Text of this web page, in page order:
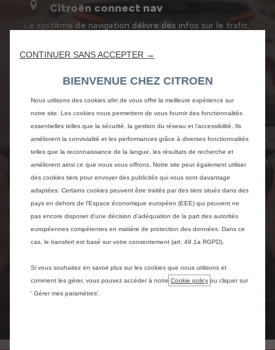
Citroën connect nav
Le système de navigation délivre des infos sur le trafic,
prix des carburants…
Citroën connect play
Compatible avec Android Auto et Apple CarPlay , il
duplique les apps compatibles de votre smartphone sur
la tablette tactile.
En savoir
plus
CONTINUER SANS ACCEPTER →
BIENVENUE CHEZ CITROEN
Nous utilisons des cookies afin de vous offrir la meilleure expérience sur
notre site. Les cookies nous permettent de vous fournir des fonctionnalités
essentielles telles que la sécurité, la gestion du réseau et l’accessibilité. Ils
améliorent la convivialité et les performances grâce à diverses fonctionnalités
telles que la reconnaissance de la langue, les résultats de recherche et
améliorent ainsi ce que nous vous offrons. Notre site peut également utiliser
des cookies tiers pour envoyer des publicités qui vous sont davantage
adaptées. Certains cookies peuvent être traités par des tiers situés dans des
pays en dehors de l'Espace économique européen (EEE) qui peuvent ne
pas encore disposer d'une décision d'adéquation de la part des autorités
européennes compétentes en matière de protection des données. Dans ce
cas, le transfert est basé sur votre consentement (art. 49.1a RGPD).
Si vous souhaitez en savoir plus sur les cookies que nous utilisons et
comment les gérer, vous pouvez accéder à notre Cookie policy ou cliquer sur
' Gérer mes paramètres'.